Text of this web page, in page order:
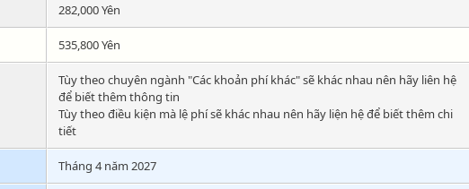
282,000 Yên
535,800 Yên
Tùy theo chuyên ngành "Các khoản phí khác" sẽ khác nhau nên hãy liên hệ
để biết thêm thông tin
Tùy theo điều kiện mà lệ phí sẽ khác nhau nên hãy liện hệ để biết thêm chi
tiết
Tháng 4 năm 2027